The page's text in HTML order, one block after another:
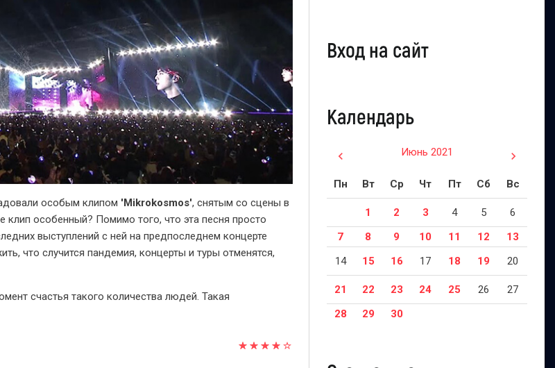
особым клипом 'Mikrokosmos', снятым со сцены в
особенный? Помимо того, что эта песня просто
выступлений с ней на предпоследнем концерте
что случится пандемия, концерты и туры отменятся,
счастья такого количества людей. Такая
Вход на сайт
Календарь
Июнь 2021
Пн Вт Ср Чт Пт Сб Вс
1 2 3 4 5
6
7
8 9 10 11 12
13
14
15 16 17 18 19 20
21 22 23 24 25 26
27
28
29 30